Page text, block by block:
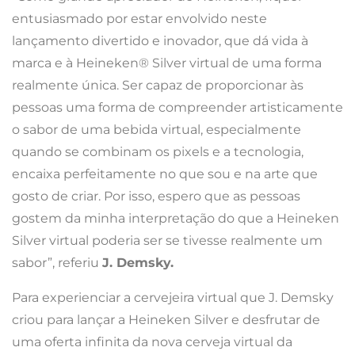
entusiasmado por estar envolvido neste
lançamento divertido e inovador, que dá vida à
marca e à Heineken® Silver virtual de uma forma
realmente única. Ser capaz de proporcionar às
pessoas uma forma de compreender artisticamente
o sabor de uma bebida virtual, especialmente
quando se combinam os pixels e a tecnologia,
encaixa perfeitamente no que sou e na arte que
gosto de criar. Por isso, espero que as pessoas
gostem da minha interpretação do que a Heineken
Silver virtual poderia ser se tivesse realmente um
sabor”, referiu J. Demsky.
Para experienciar a cervejeira virtual que J. Demsky
criou para lançar a Heineken Silver e desfrutar de
uma oferta infinita da nova cerveja virtual da